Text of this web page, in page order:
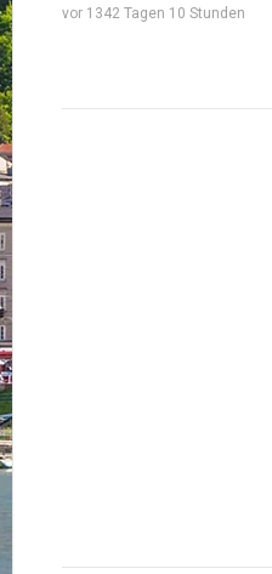
vor 1342 Tagen 10 Stunden